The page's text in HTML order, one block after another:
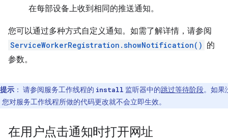
在每部设备上收到相同的推送通知。
您可以通过多种方式自定义通知。如需了解详情，请参阅
ServiceWorkerRegistration.showNotification() 的
参数。
提示 ： 请参阅服务工作线程的 install 监听器中的跳过等待阶段。如果
对服务工作线程所做的代码更改就不会立即生效。
在用户点击通知时打开网址